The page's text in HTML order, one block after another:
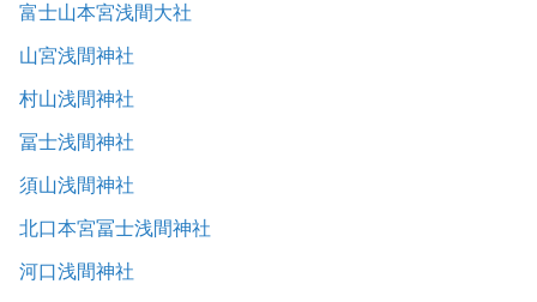
富士山本宮浅間大社
山宮浅間神社
村山浅間神社
冨士浅間神社
須山浅間神社
北口本宮冨士浅間神社
河口浅間神社